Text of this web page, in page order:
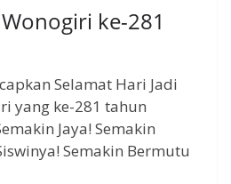
ke-281
Selamat Hari Jadi
yang ke-281 tahun
Jaya! Semakin
Semakin Bermutu